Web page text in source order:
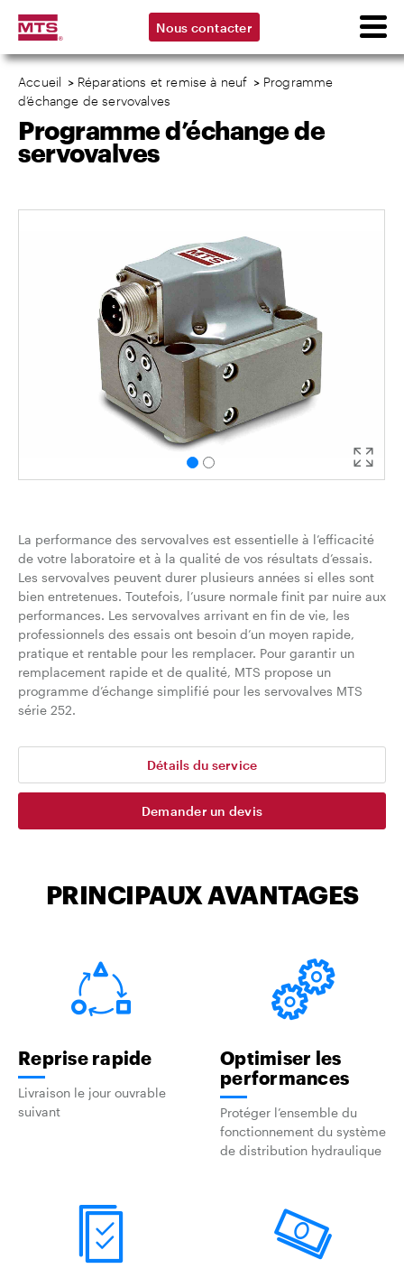
Nous contacter
Accueil > Réparations et remise à neuf > Programme
d’échange de servovalves
Programme d’échange de
servovalves
La performance des servovalves est essentielle à l’efficacité
de votre laboratoire et à la qualité de vos résultats d’essais.
Les servovalves peuvent durer plusieurs années si elles sont
bien entretenues. Toutefois, l’usure normale finit par nuire aux
performances. Les servovalves arrivant en fin de vie, les
professionnels des essais ont besoin d’un moyen rapide,
pratique et rentable pour les remplacer. Pour garantir un
remplacement rapide et de qualité, MTS propose un
programme d’échange simplifié pour les servovalves MTS
série 252.
Détails du service
Demander un devis
PRINCIPAUX AVANTAGES
Reprise rapide
Livraison le jour ouvrable
suivant
Optimiser les
performances
Protéger l’ensemble du
fonctionnement du système
de distribution hydraulique